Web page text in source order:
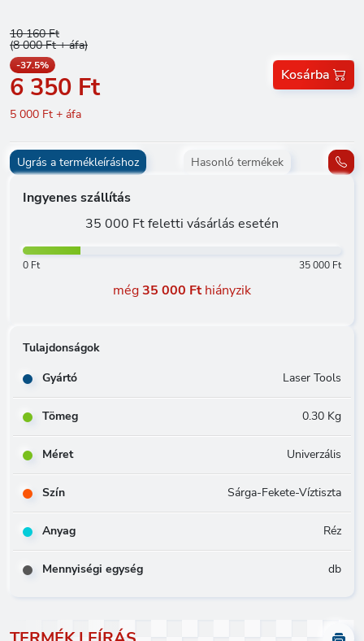
10 160 Ft
(8 000 Ft + áfa)
-37.5%
6 350 Ft
5 000 Ft + áfa
Kosárba
Ugrás a termékleíráshoz Hasonló termékek
Ingyenes szállítás
35 000 Ft feletti vásárlás esetén
0 Ft 35 000 Ft
még35 000 Fthiányzik
Tulajdonságok
Gyártó
Laser Tools
Tömeg 0.30 Kg
Méret Univerzális
Szín Sárga-Fekete-Víztiszta
Anyag Réz
Mennyiségi egység db